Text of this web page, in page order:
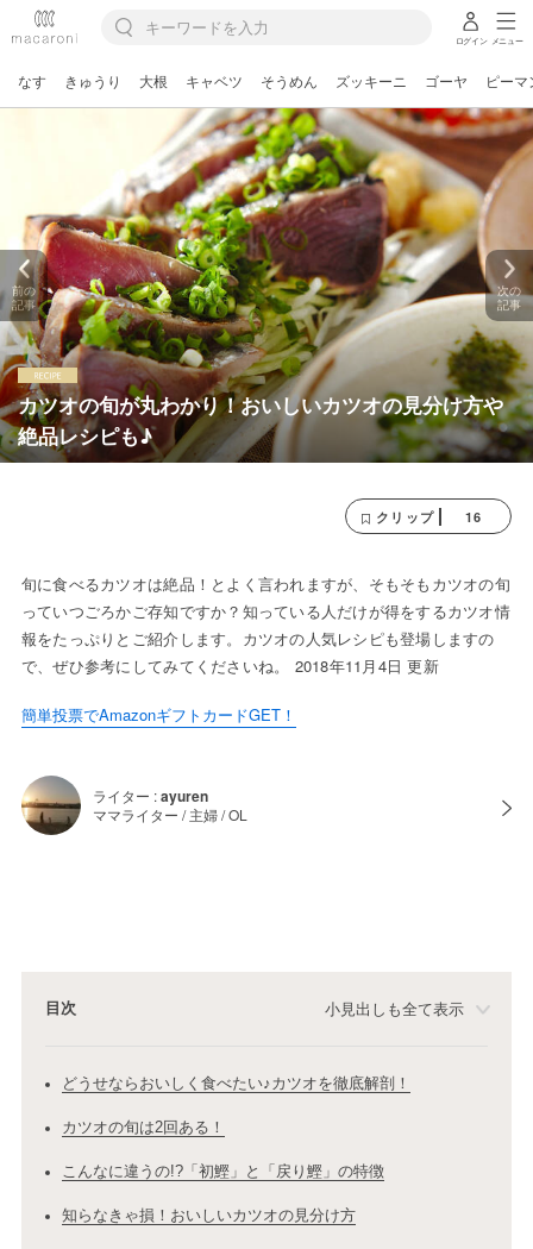
ログイン メニュー
なす きゅうり 大根 キャベツ そうめん ズッキーニ ゴーヤ ピーマ
カツオの旬が丸わかり！おいしいカツオの見分け方や
絶品レシピも♪
前の
記事
次の
記事
クリップ 16
旬に食べるカツオは絶品！とよく言われますが、そもそもカツオの旬
っていつごろかご存知ですか？知っている人だけが得をするカツオ情
報をたっぷりとご紹介します。カツオの人気レシピも登場しますの
で、ぜひ参考にしてみてくださいね。 2018年11月4日 更新
簡単投票でAmazonギフトカードGET！
ライター :ayuren
ママライター / 主婦 / OL
目次 小見出しも全て表示
どうせならおいしく食べたい♪カツオを徹底解剖！
カツオの旬は2回ある！
こんなに違うの!?「初鰹」と「戻り鰹」の特徴
知らなきゃ損！おいしいカツオの見分け方